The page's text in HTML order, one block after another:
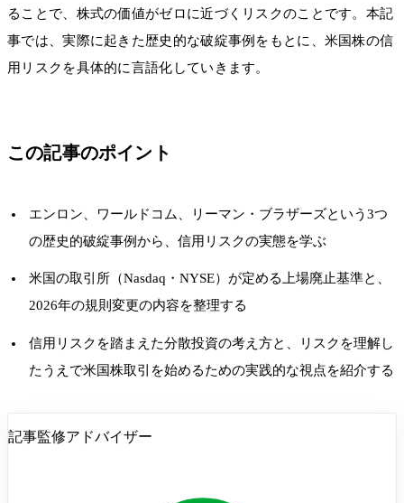
ることで、株式の価値がゼロに近づくリスクのことです。本記
事では、実際に起きた歴史的な破綻事例をもとに、米国株の信
用リスクを具体的に言語化していきます。
この記事のポイント
エンロン、ワールドコム、リーマン・ブラザーズという3つ
の歴史的破綻事例から、信用リスクの実態を学ぶ
米国の取引所（Nasdaq・NYSE）が定める上場廃止基準と、
2026年の規則変更の内容を整理する
信用リスクを踏まえた分散投資の考え方と、リスクを理解し
たうえで米国株取引を始めるための実践的な視点を紹介する
記事監修アドバイザー